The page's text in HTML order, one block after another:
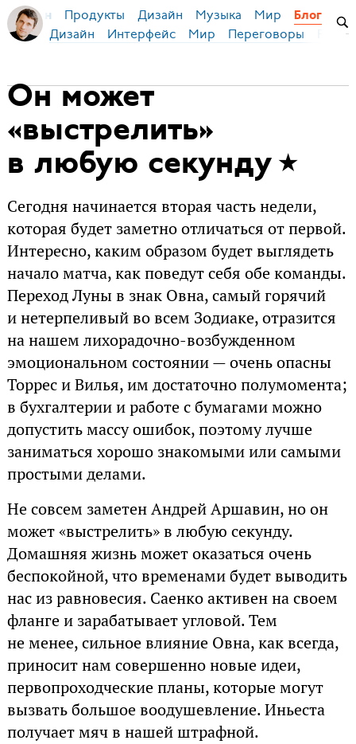
Бирман Продукты Дизайн Музыка Мир Блог
Дизайн Интерфейс Мир Переговоры
Он может
«выстрелить»
в любую секунду
Сегодня начинается вторая часть недели,
которая будет заметно отличаться от первой.
Интересно, каким образом будет выглядеть
начало матча, как поведут себя обе команды.
Переход Луны в знак Овна, самый горячий
и нетерпеливый во всем Зодиаке, отразится
на нашем лихорадочно-возбужденном
эмоциональном состоянии — очень опасны
Торрес и Вилья, им достаточно полумомента;
в бухгалтерии и работе с бумагами можно
допустить массу ошибок, поэтому лучше
заниматься хорошо знакомыми или самыми
простыми делами.
Не совсем заметен Андрей Аршавин, но он
может «выстрелить» в любую секунду.
Домашняя жизнь может оказаться очень
беспокойной, что временами будет выводить
нас из равновесия. Саенко активен на своем
фланге и зарабатывает угловой. Тем
не менее, сильное влияние Овна, как всегда,
приносит нам совершенно новые идеи,
первопроходческие планы, которые могут
вызвать большое воодушевление. Иньеста
получает мяч в нашей штрафной.